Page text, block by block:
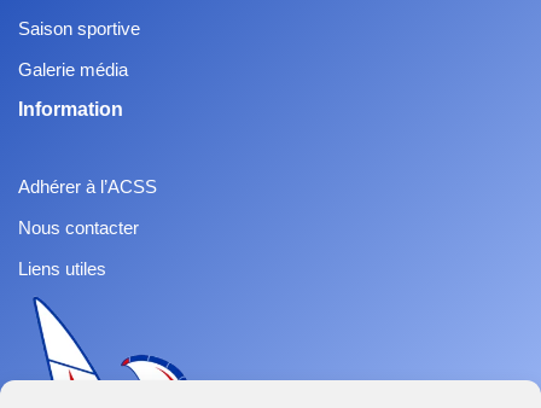
Saison sportive
Galerie média
Information
Adhérer à l’ACSS
Nous contacter
Liens utiles